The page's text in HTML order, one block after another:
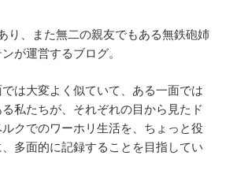
り、また無二の親友でもある無鉄砲姉
が運営するブログ。
は大変よく似ていて、ある一面では
私たちが、それぞれの目から見たド
クでのワーホリ生活を、ちょっと役
多面的に記録することを目指してい